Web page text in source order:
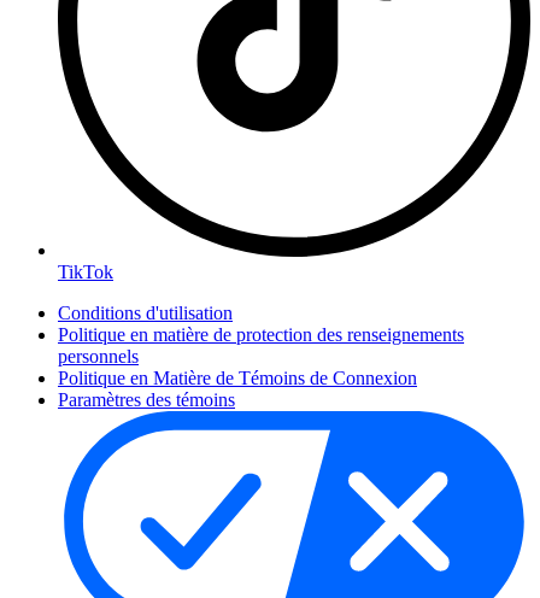
TikTok
Conditions d'utilisation
Politique en matière de protection des renseignements
personnels
Politique en Matière de Témoins de Connexion
Paramètres des témoins